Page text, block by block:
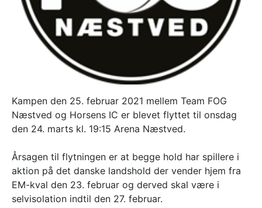
Kampen den 25. februar 2021 mellem Team FOG
Næstved og Horsens IC er blevet flyttet til onsdag
den 24. marts kl. 19:15 Arena Næstved.
Årsagen til flytningen er at begge hold har spillere i
aktion på det danske landshold der vender hjem fra
EM-kval den 23. februar og derved skal være i
selvisolation indtil den 27. februar.